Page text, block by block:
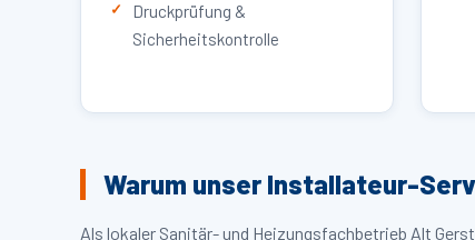
Druckprüfung &
Sicherheitskontrolle
Warum unser Installateur-
Als lokaler Sanitär- und Heizungsfachbetrieb Alt